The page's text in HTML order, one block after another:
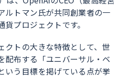
ルトマン氏が共同創業者の一
プロジェクトです。
クトの大きな特徴として、世
配布する「ユニバーサル・ベ
いう目標を掲げている点が挙